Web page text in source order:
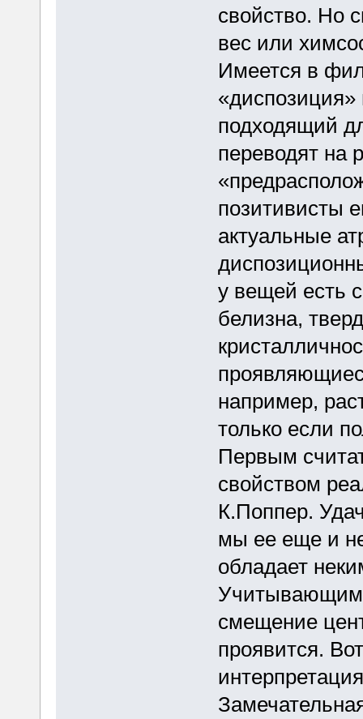
свойство. Но
вес или
Имеется в
«диспозиция»
подходящий
переводят на
позитивисты
актуальные
у вещей есть
белизна,
например,
только если
Первым
свойством
К.Поппер.
мы ее еще и
обладает
Учитывающим,
смещение
проявится.